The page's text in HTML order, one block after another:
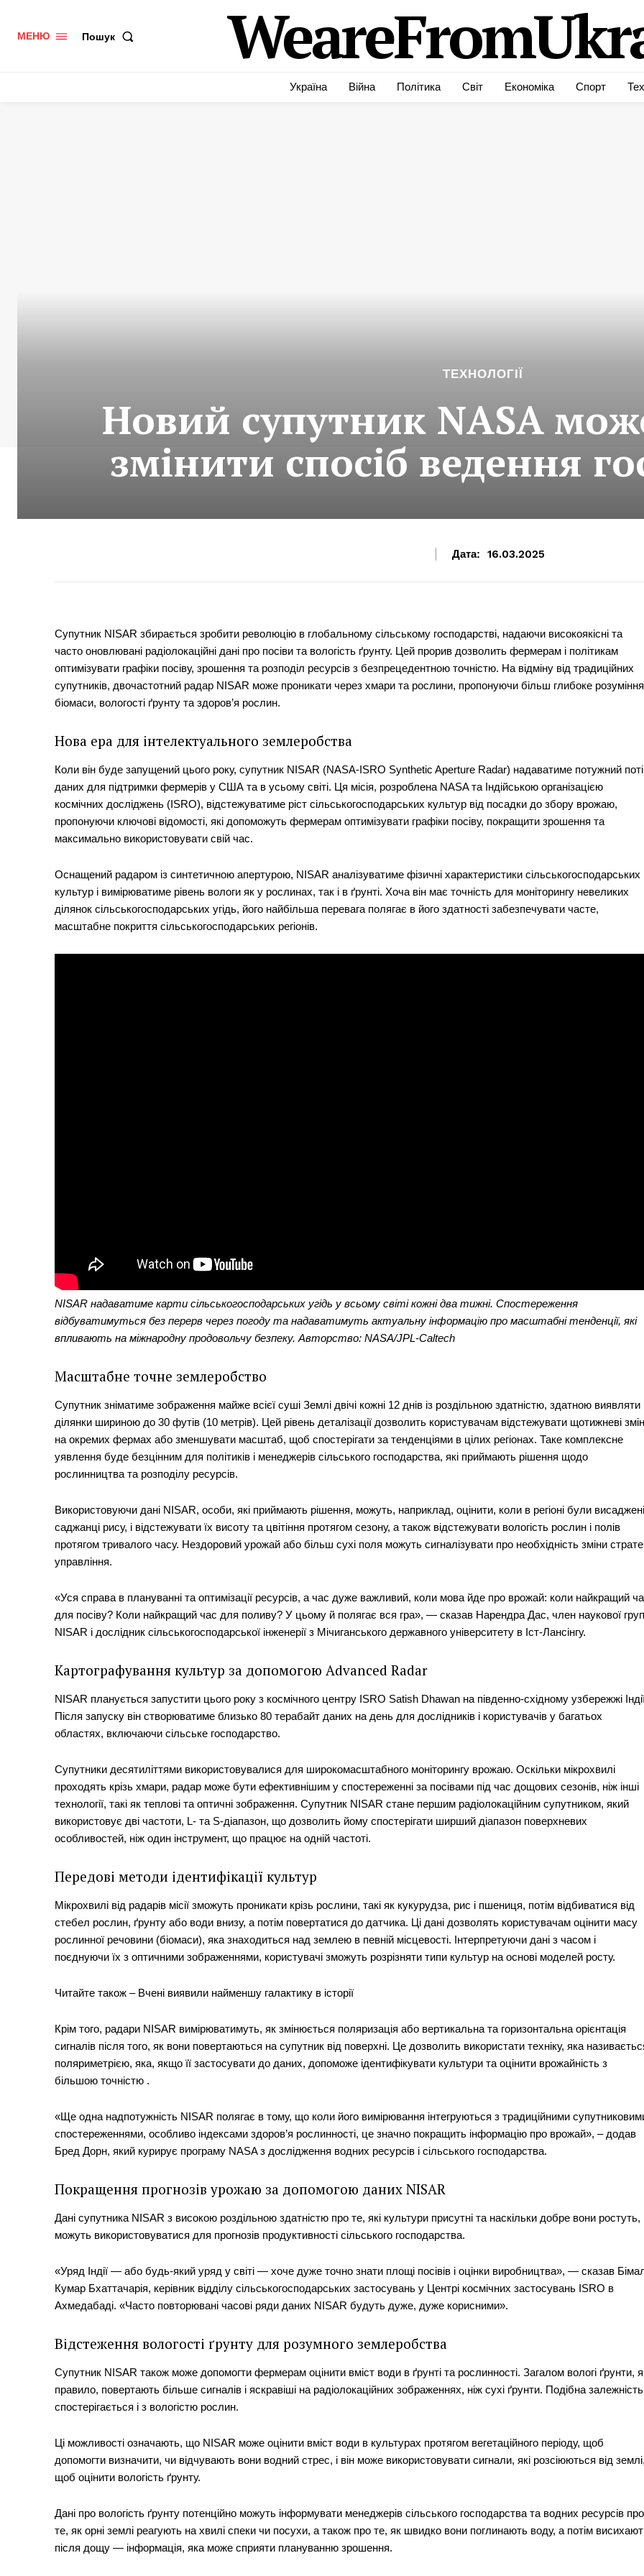
News Week
Magazine PRO
SUBSCRIBE NOW
Company
Політика конфіденційності
Редакційна політика
МЕНЮ Пошук
Україна Війна Політика Світ Економіка Спорт
ТЕХНОЛОГІЇ
Новий супутник NASA
змінити спосіб ведення
Дата: 16.03.2025
Супутник NISAR збирається зробити революцію в глобальному сільському господарстві, надаючи високоякісні та
часто оновлювані радіолокаційні дані про посіви та вологість ґрунту. Цей прорив дозволить фермерам і політикам
оптимізувати графіки посіву, зрошення та розподіл ресурсів з безпрецедентною точністю. На відміну від традиційних
супутників, двочастотний радар NISAR може проникати через хмари та рослини, пропонуючи більш глибоке розуміння
біомаси, вологості ґрунту та здоров’я рослин.
Нова ера для інтелектуального землеробства
Коли він буде запущений цього року, супутник NISAR (NASA-ISRO Synthetic Aperture Radar) надаватиме потужний
даних для підтримки фермерів у США та в усьому світі. Ця місія, розроблена NASA та Індійською організацією
космічних досліджень (ISRO), відстежуватиме ріст сільськогосподарських культур від посадки до збору врожаю,
пропонуючи ключові відомості, які допоможуть фермерам оптимізувати графіки посіву, покращити зрошення та
максимально використовувати свій час.
Оснащений радаром із синтетичною апертурою, NISAR аналізуватиме фізичні характеристики сільськогосподарських
культур і вимірюватиме рівень вологи як у рослинах, так і в ґрунті. Хоча він має точність для моніторингу невеликих
ділянок сільськогосподарських угідь, його найбільша перевага полягає в його здатності забезпечувати часте,
масштабне покриття сільськогосподарських регіонів.
NISAR надаватиме карти сільськогосподарських угідь у всьому світі кожні два тижні. Спостереження
відбуватимуться без перерв через погоду та надаватимуть актуальну інформацію про масштабні тенденції, які
впливають на міжнародну продовольчу безпеку. Авторство: NASA/JPL-Caltech
Масштабне точне землеробство
Супутник зніматиме зображення майже всієї суші Землі двічі кожні 12 днів із роздільною здатністю, здатною виявляти
ділянки шириною до 30 футів (10 метрів). Цей рівень деталізації дозволить користувачам відстежувати щотижневі
на окремих фермах або зменшувати масштаб, щоб спостерігати за тенденціями в цілих регіонах. Таке комплексне
уявлення буде безцінним для політиків і менеджерів сільського господарства, які приймають рішення щодо
рослинництва та розподілу ресурсів.
Використовуючи дані NISAR, особи, які приймають рішення, можуть, наприклад, оцінити, коли в регіоні були висаджені
саджанці рису, і відстежувати їх висоту та цвітіння протягом сезону, а також відстежувати вологість рослин і полів
протягом тривалого часу. Нездоровий урожай або більш сухі поля можуть сигналізувати про необхідність зміни
управління.
«Уся справа в плануванні та оптимізації ресурсів, а час дуже важливий, коли мова йде про врожай: коли найкращий
для посіву? Коли найкращий час для поливу? У цьому й полягає вся гра», — сказав Нарендра Дас, член наукової
NISAR і дослідник сільськогосподарської інженерії з Мічиганського державного університету в Іст-Лансінгу.
Картографування культур за допомогою Advanced Radar
NISAR планується запустити цього року з космічного центру ISRO Satish Dhawan на південно-східному узбережжі
Після запуску він створюватиме близько 80 терабайт даних на день для дослідників і користувачів у багатьох
областях, включаючи сільське господарство.
Супутники десятиліттями використовувалися для широкомасштабного моніторингу врожаю. Оскільки мікрохвилі
проходять крізь хмари, радар може бути ефективнішим у спостереженні за посівами під час дощових сезонів, ніж інші
технології, такі як теплові та оптичні зображення. Супутник NISAR стане першим радіолокаційним супутником, який
використовує дві частоти, L- та S-діапазон, що дозволить йому спостерігати ширший діапазон поверхневих
особливостей, ніж один інструмент, що працює на одній частоті.
Передові методи ідентифікації культур
Мікрохвилі від радарів місії зможуть проникати крізь рослини, такі як кукурудза, рис і пшениця, потім відбиватися від
стебел рослин, ґрунту або води внизу, а потім повертатися до датчика. Ці дані дозволять користувачам оцінити масу
рослинної речовини (біомаси), яка знаходиться над землею в певній місцевості. Інтерпретуючи дані з часом і
поєднуючи їх з оптичними зображеннями, користувачі зможуть розрізняти типи культур на основі моделей росту.
Читайте також – Вчені виявили найменшу галактику в історії
Крім того, радари NISAR вимірюватимуть, як змінюється поляризація або вертикальна та горизонтальна орієнтація
сигналів після того, як вони повертаються на супутник від поверхні. Це дозволить використати техніку, яка
поляриметрією, яка, якщо її застосувати до даних, допоможе ідентифікувати культури та оцінити врожайність з
більшою точністю .
«Ще одна надпотужність NISAR полягає в тому, що коли його вимірювання інтегруються з традиційними
спостереженнями, особливо індексами здоров’я рослинності, це значно покращить інформацію про врожай», – додав
Бред Дорн, який курирує програму NASA з дослідження водних ресурсів і сільського господарства.
Покращення прогнозів урожаю за допомогою даних NISAR
Дані супутника NISAR з високою роздільною здатністю про те, які культури присутні та наскільки добре вони ростуть,
можуть використовуватися для прогнозів продуктивності сільського господарства.
«Уряд Індії — або будь-який уряд у світі — хоче дуже точно знати площі посівів і оцінки виробництва», — сказав
Кумар Бхаттачарія, керівник відділу сільськогосподарських застосувань у Центрі космічних застосувань ISRO в
Ахмедабаді. «Часто повторювані часові ряди даних NISAR будуть дуже, дуже корисними».
Відстеження вологості ґрунту для розумного землеробства
Супутник NISAR також може допомогти фермерам оцінити вміст води в ґрунті та рослинності. Загалом вологі ґрунти,
правило, повертають більше сигналів і яскравіші на радіолокаційних зображеннях, ніж сухі ґрунти. Подібна залежність
спостерігається і з вологістю рослин.
Ці можливості означають, що NISAR може оцінити вміст води в культурах протягом вегетаційного періоду, щоб
допомогти визначити, чи відчувають вони водний стрес, і він може використовувати сигнали, які розсіюються від
щоб оцінити вологість ґрунту.
Дані про вологість ґрунту потенційно можуть інформувати менеджерів сільського господарства та водних ресурсів про
те, як орні землі реагують на хвилі спеки чи посухи, а також про те, як швидко вони поглинають воду, а потім
після дощу — інформація, яка може сприяти плануванню зрошення.